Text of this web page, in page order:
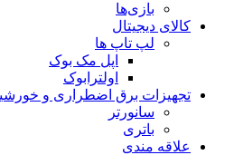
بازی‌ها
کالای دیجیتال
لپ تاپ ها
اپل مک بوک
اولترابوک
تجهیزات برق اضطراری و
سانورتر
باتری
علاقه مندی